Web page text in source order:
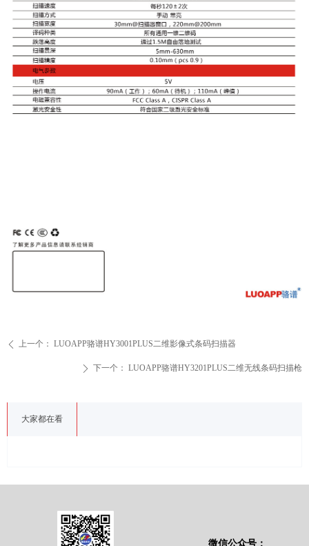
大家都在看
ꄴ 上一个： LUOAPP骆谱HY3001PLUS二维影像式条码扫描器
ꄲ 下一个： LUOAPP骆谱HY3201PLUS二维无线条码扫描枪
微信公众号：